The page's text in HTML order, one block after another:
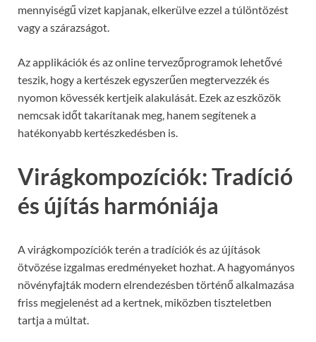
mennyiségű vizet kapjanak, elkerülve ezzel a túlöntözést
vagy a szárazságot.
Az applikációk és az online tervezőprogramok lehetővé
teszik, hogy a kertészek egyszerűen megtervezzék és
nyomon kövessék kertjeik alakulását. Ezek az eszközök
nemcsak időt takarítanak meg, hanem segítenek a
hatékonyabb kertészkedésben is.
Virágkompozíciók: Tradíció
és újítás harmóniája
A virágkompozíciók terén a tradíciók és az újítások
ötvözése izgalmas eredményeket hozhat. A hagyományos
növényfajták modern elrendezésben történő alkalmazása
friss megjelenést ad a kertnek, miközben tiszteletben
tartja a múltat.